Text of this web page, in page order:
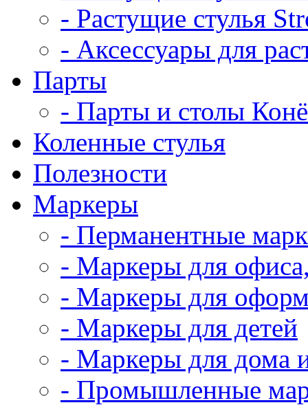
- Растущие стулья
- Аксессуары для
Парты
- Парты и столы
Коленныe стулья
Полезности
Маркеры
- Перманентные
- Маркеры для
- Маркеры для
- Маркеры для детей
- Маркеры для дома
- Промышленные